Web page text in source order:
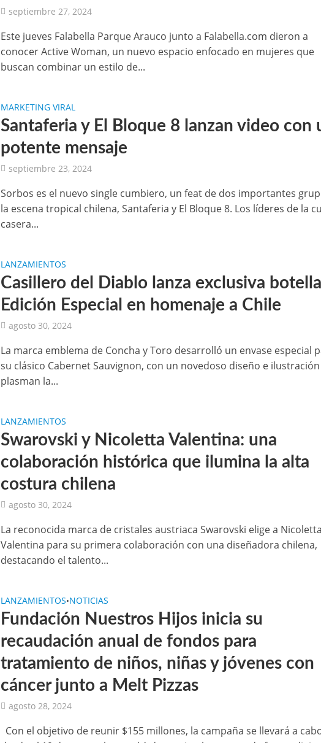
septiembre 27, 2024
Este jueves Falabella Parque Arauco junto a Falabella.com dieron a
conocer Active Woman, un nuevo espacio enfocado en mujeres que
buscan combinar un estilo de...
MARKETING VIRAL
Santaferia y El Bloque 8 lanzan video con
potente mensaje
septiembre 23, 2024
Sorbos es el nuevo single cumbiero, un feat de dos importantes
la escena tropical chilena, Santaferia y El Bloque 8. Los líderes de la
casera...
LANZAMIENTOS
Casillero del Diablo lanza exclusiva
Edición Especial en homenaje a Chile
agosto 30, 2024
La marca emblema de Concha y Toro desarrolló un envase especial
su clásico Cabernet Sauvignon, con un novedoso diseño e
plasman la...
LANZAMIENTOS
Swarovski y Nicoletta Valentina: una
colaboración histórica que ilumina la alta
costura chilena
agosto 30, 2024
La reconocida marca de cristales austriaca Swarovski elige a Nicoletta
Valentina para su primera colaboración con una diseñadora chilena,
destacando el talento...
LANZAMIENTOS•NOTICIAS
Fundación Nuestros Hijos inicia su
recaudación anual de fondos para
tratamiento de niños, niñas y jóvenes con
cáncer junto a Melt Pizzas
agosto 28, 2024
Con el objetivo de reunir $155 millones, la campaña se llevará a